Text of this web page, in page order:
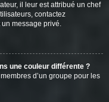
il leur est attribué un chef
contactez
un message privé.
une couleur différente ?
d’un groupe pour les